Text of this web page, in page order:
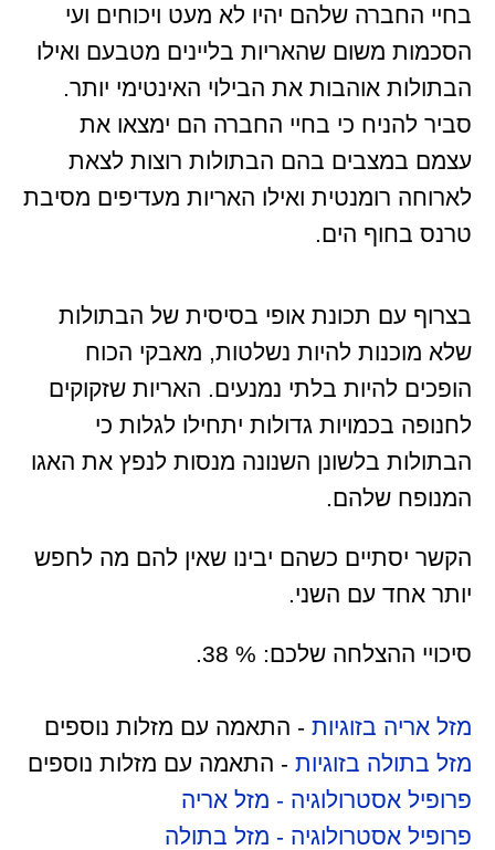
בחיי החברה שלהם יהיו לא מעט ויכוחים ועי
הסכמות משום שהאריות בליינים מטבעם ואילו
הבתולות אוהבות את הבילוי האינטימי יותר.
סביר להניח כי בחיי החברה הם ימצאו את
עצמם במצבים בהם הבתולות רוצות לצאת
לארוחה רומנטית ואילו האריות מעדיפים מסיבת
טרנס בחוף הים.
בצרוף עם תכונת אופי בסיסית של הבתולות
שלא מוכנות להיות נשלטות, מאבקי הכוח
הופכים להיות בלתי נמנעים. האריות שזקוקים
לחנופה בכמויות גדולות יתחילו לגלות כי
הבתולות בלשונן השנונה מנסות לנפץ את האגו
המנופח שלהם.
הקשר יסתיים כשהם יבינו שאין להם מה לחפש
יותר אחד עם השני.
סיכויי ההצלחה שלכם: % 38.
מזל אריה בזוגיות- התאמה עם מזלות נוספים
מזל בתולה בזוגיות- התאמה עם מזלות נוספים
פרופיל אסטרולוגיה - מזל אריה
פרופיל אסטרולוגיה - מזל בתולה